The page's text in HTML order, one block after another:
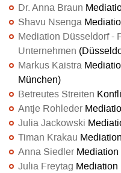
Dr. Anna Braun
Shavu Nsenga
Mediation Düsseldorf -
Unternehmen
Markus Kaistra
München)
Betreutes Streiten
Antje Rohleder
Julia Jackowski
Timan Krakau
Anna Siedler
Julia Freytag Mediation